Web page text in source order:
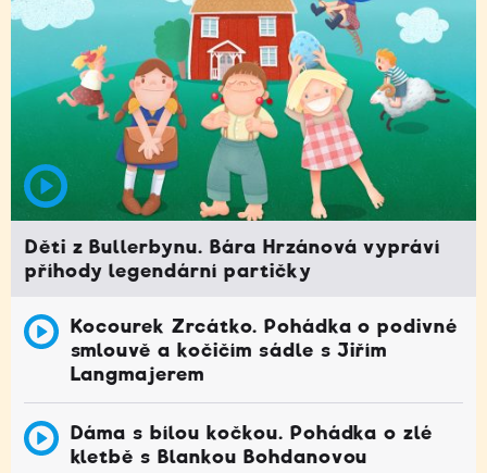
Děti z Bullerbynu. Bára Hrzánová vypráví
příhody legendární partičky
Kocourek Zrcátko. Pohádka o podivné
smlouvě a kočičím sádle s Jiřím
Langmajerem
Dáma s bílou kočkou. Pohádka o zlé
kletbě s Blankou Bohdanovou